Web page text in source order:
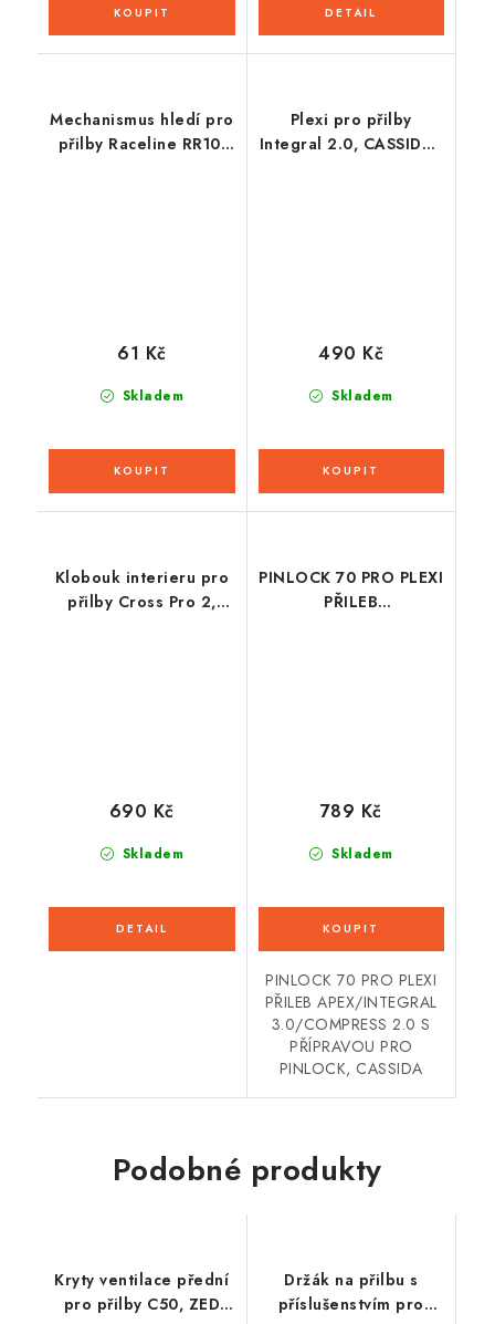
Mechanismus hledí pro
přilby Raceline RR10,
Skladem
61 Kč
Plexi pro přilby
Integral 2.0, CASSIDA -
Skladem
490 Kč
Klobouk interieru pro
přilby Cross Pro 2,
Skladem
690 Kč
PINLOCK 70 PRO PLEXI
PŘILEB
Skladem
789 Kč
PINLOCK 70 PRO PLEXI
PŘILEB APEX/INTEGRAL
3.0/COMPRESS 2.0 S
PŘÍPRAVOU PRO
PINLOCK, CASSIDA
Podobné produkty
Kryty ventilace přední
pro přilby C50, ZED
Držák na přilbu s
příslušenstvím pro